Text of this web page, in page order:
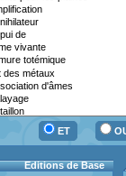
ET
Editions de Base